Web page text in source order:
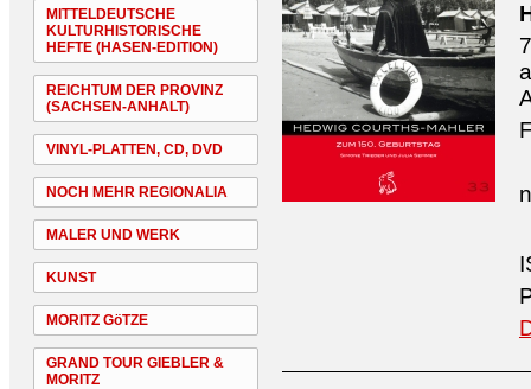
MITTELDEUTSCHE
KULTURHISTORISCHE
HEFTE (HASEN-EDITION)
REICHTUM DER PROVINZ
(SACHSEN-ANHALT)
VINYL-PLATTEN, CD, DVD
NOCH MEHR REGIONALIA
MALER UND WERK
KUNST
MORITZ GöTZE
GRAND TOUR GIEBLER &
MORITZ